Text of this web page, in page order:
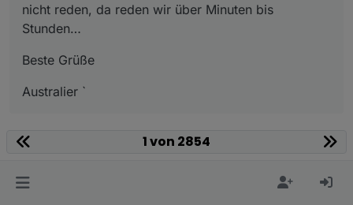
nicht reden, da reden wir über Minuten bis
Stunden…
Beste Grüße
Australier `
Hallo,
kopieren kann man ein Verzeichnis "durchreichen", also
1 von 2854